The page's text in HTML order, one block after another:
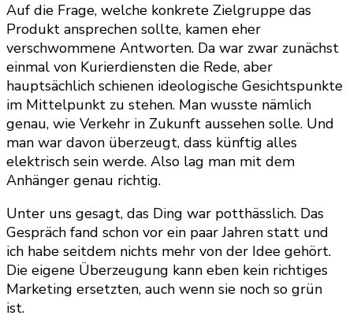
Auf die Frage, welche konkrete Zielgruppe das
Produkt ansprechen sollte, kamen eher
verschwommene Antworten. Da war zwar zunächst
einmal von Kurierdiensten die Rede, aber
hauptsächlich schienen ideologische Gesichtspunkte
im Mittelpunkt zu stehen. Man wusste nämlich
genau, wie Verkehr in Zukunft aussehen solle. Und
man war davon überzeugt, dass künftig alles
elektrisch sein werde. Also lag man mit dem
Anhänger genau richtig.
Unter uns gesagt, das Ding war potthässlich. Das
Gespräch fand schon vor ein paar Jahren statt und
ich habe seitdem nichts mehr von der Idee gehört.
Die eigene Überzeugung kann eben kein richtiges
Marketing ersetzten, auch wenn sie noch so grün
ist.